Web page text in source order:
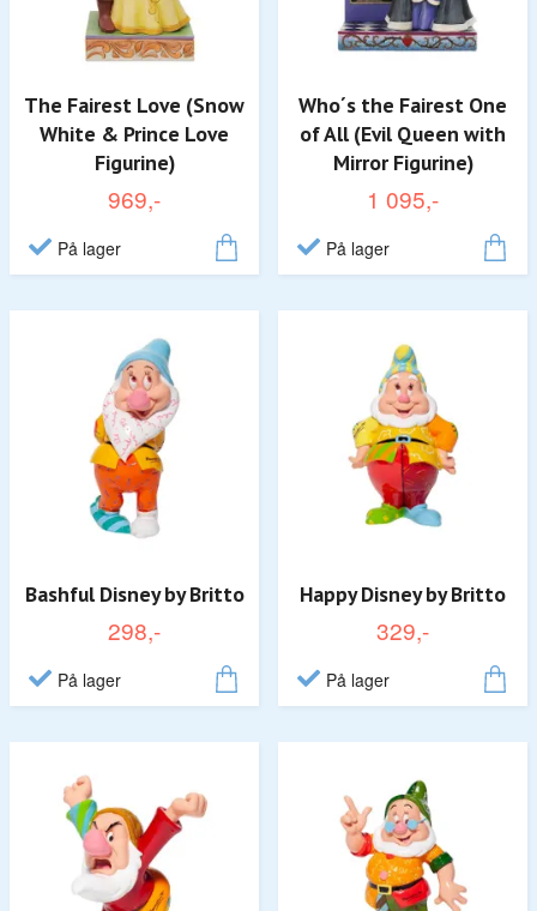
The Fairest Love (Snow
White & Prince Love
Figurine)
969,-
På lager
Who´s the Fairest One
of All (Evil Queen with
Mirror Figurine)
1 095,-
På lager
Bashful Disney by Britto
298,-
På lager
Happy Disney by Britto
329,-
På lager